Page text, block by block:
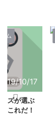
ム
10/17
ズが選ぶ
これだ！